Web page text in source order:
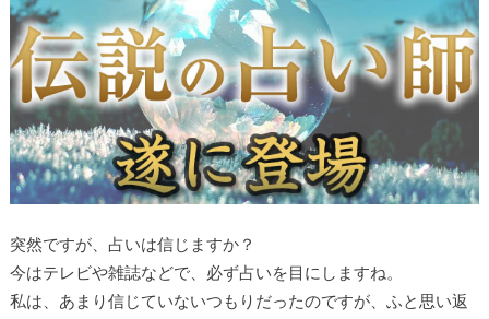
突然ですが、占いは信じますか？
今はテレビや雑誌などで、必ず占いを目にしますね。
私は、あまり信じていないつもりだったのですが、ふと思い返